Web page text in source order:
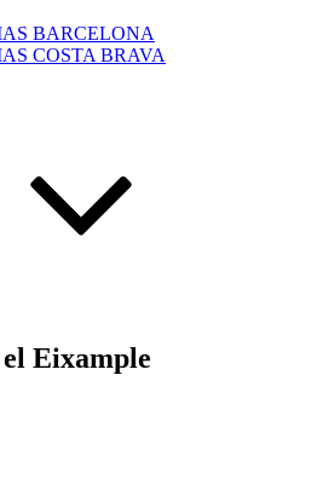
BARCELONA
COSTA BRAVA
Eixample